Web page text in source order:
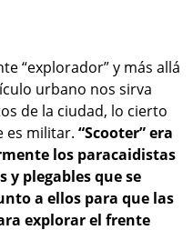
“explorador” y más allá
urbano nos sirva
de la ciudad, lo cierto
es militar. “Scooter” era
los paracaidistas
y plegables que se
a ellos para que las
explorar el frente